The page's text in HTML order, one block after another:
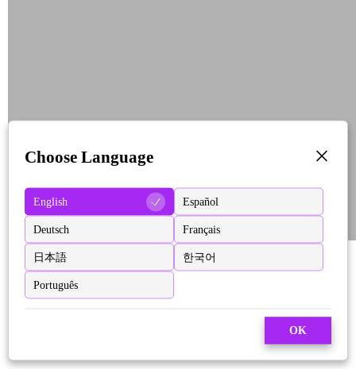
Choose Language
English Español
Deutsch Français
日本語 한국어
Português
OK